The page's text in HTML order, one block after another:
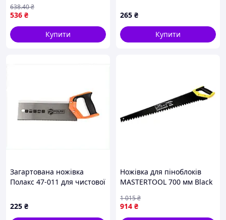
12T, Irwin 10503534
Nes22/Q
536 ₴
638.40₴
Купити
265 ₴
Купити
Загартована ножівка
Полакс 47-011 для чистової
225 ₴
Ножівка для піноблоків
MASTERTOOL 700 мм Black
914 ₴
1 015₴